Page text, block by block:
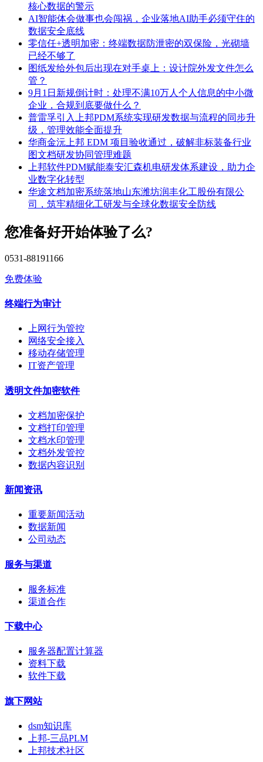
核心数据的警示
AI智能体会做事也会闯祸，企业落地AI助手必须守住的
数据安全底线
零信任+透明加密：终端数据防泄密的双保险，光砌墙
已经不够了
图纸发给外包后出现在对手桌上：设计院外发文件怎么
管？
9月1日新规倒计时：处理不满10万人个人信息的中小微
企业，合规到底要做什么？
普雷孚引入上邦PDM系统实现研发数据与流程的同步升
级，管理效能全面提升
华商金沅上邦 EDM 项目验收通过，破解非标装备行业
图文档研发协同管理难题
上邦软件PDM赋能泰安汇森机电研发体系建设，助力企
业数字化转型
华途文档加密系统落地山东潍坊润丰化工股份有限公
司，筑牢精细化工研发与全球化数据安全防线
您准备好开始体验了么?
0531-88191166
免费体验
终端行为审计
上网行为管控
网络安全接入
移动存储管理
IT资产管理
透明文件加密软件
文档加密保护
文档打印管理
文档水印管理
文档外发管控
数据内容识别
新闻资讯
重要新闻活动
数据新闻
公司动态
服务与渠道
服务标准
渠道合作
下载中心
服务器配置计算器
资料下载
软件下载
旗下网站
dsm知识库
上邦-三品PLM
上邦技术社区